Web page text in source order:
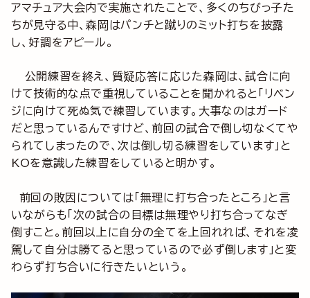
アマチュア大会内で実施されたことで、多くのちびっ子た
ちが見守る中、森岡はパンチと蹴りのミット打ちを披露
し、好調をアピール。
公開練習を終え、質疑応答に応じた森岡は、試合に向
けて技術的な点で重視していることを聞かれると「リベン
ジに向けて死ぬ気で練習しています。大事なのはガード
だと思っているんですけど、前回の試合で倒し切なくてや
られてしまったので、次は倒し切る練習をしています」と
KOを意識した練習をしていると明かす。
前回の敗因については「無理に打ち合ったところ」と言
いながらも「次の試合の目標は無理やり打ち合ってなぎ
倒すこと。前回以上に自分の全てを上回れれば、それを凌
駕して自分は勝てると思っているので必ず倒します」と変
わらず打ち合いに行きたいという。